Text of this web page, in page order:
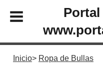
Inicio Ropa de Bullas